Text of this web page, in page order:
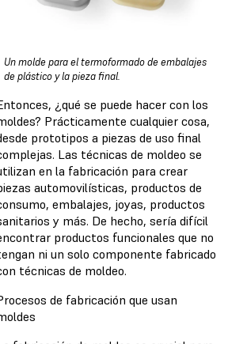
Un molde para el termoformado de embalajes
de plástico y la pieza final.
¿qué se puede hacer con los
Prácticamente cualquier cosa,
prototipos a piezas de uso final
Las técnicas de moldeo se
en la fabricación para crear
automovilísticas, productos de
embalajes, joyas, productos
y más. De hecho, sería difícil
productos funcionales que no
ni un solo componente fabricado
técnicas de moldeo.
de fabricación que usan